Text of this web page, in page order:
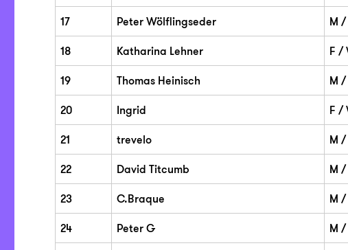
17 Peter Wölflingseder M
18 Katharina Lehner F /
19 Thomas Heinisch M
20 Ingrid F /
21 trevelo M
22 David Titcumb M
23 C.Braque M
24 Peter G M